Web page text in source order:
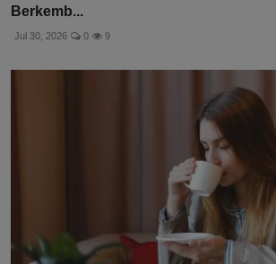
Berkemb...
Jul 30, 2026 0 9